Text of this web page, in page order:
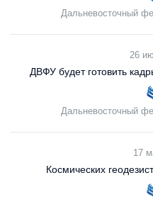
Дальневосточный
26
ДВФУ будет готовить
Дальневосточный
17
Космических